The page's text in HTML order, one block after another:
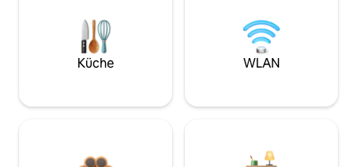
Küche WLAN